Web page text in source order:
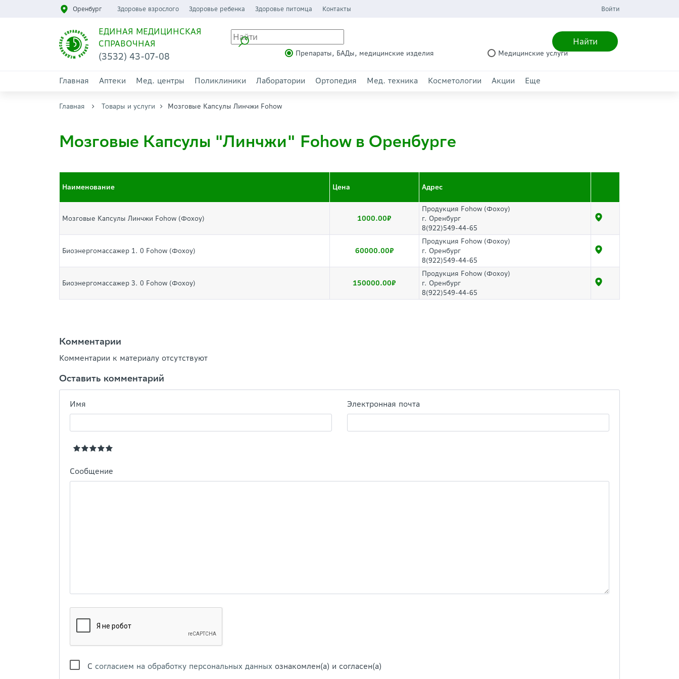
Оренбург Здоровье взрослого Здоровье ребенка Здоровье питомца Контакты Войти
ЕДИНАЯ МЕДИЦИНСКАЯ
СПРАВОЧНАЯ
(3532) 43-07-08
Найти
Препараты, БАДы, медицинские изделия Медицинские услуги
Главная Аптеки Мед. центры Поликлиники Лаборатории Ортопедия Мед. техника Косметологии Акции Еще
Главная Товары и услуги Мозговые Капсулы Линчжи Fohow
Мозговые Капсулы "Линчжи" Fohow в Оренбурге
Наименование Цена Адрес
Мозговые Капсулы Линчжи Fohow (Фохоу) 1000.00
Продукция Fohow (Фохоу)
г. Оренбург
8(922)549-44-65
Биоэнергомассажер 1. 0 Fohow (Фохоу) 60000.00
Продукция Fohow (Фохоу)
г. Оренбург
8(922)549-44-65
Биоэнергомассажер 3. 0 Fohow (Фохоу) 150000.00
Продукция Fohow (Фохоу)
г. Оренбург
8(922)549-44-65
Комментарии
Комментарии к материалу отсутствуют
Оставить комментарий
Имя Электронная почта
Сообщение
С согласием на обработку персональных данных ознакомлен(а) и согласен(а)